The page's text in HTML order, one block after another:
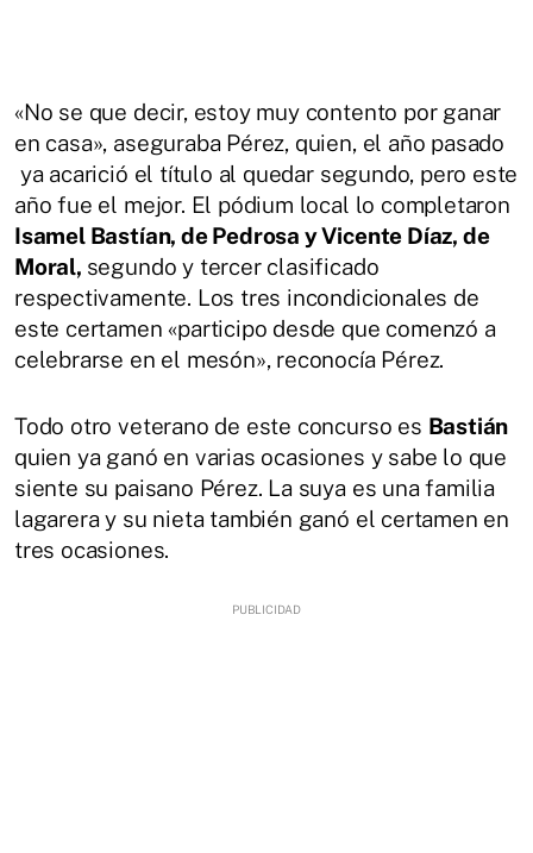
«No se que decir, estoy muy contento por ganar
en casa», aseguraba Pérez, quien, el año pasado
ya acarició el título al quedar segundo, pero este
año fue el mejor. El pódium local lo completaron
Isamel Bastían, de Pedrosa y Vicente Díaz, de
Moral, segundo y tercer clasificado
respectivamente. Los tres incondicionales de
este certamen «participo desde que comenzó a
celebrarse en el mesón», reconocía Pérez.
Todo otro veterano de este concurso es Bastián
quien ya ganó en varias ocasiones y sabe lo que
siente su paisano Pérez. La suya es una familia
lagarera y su nieta también ganó el certamen en
tres ocasiones.